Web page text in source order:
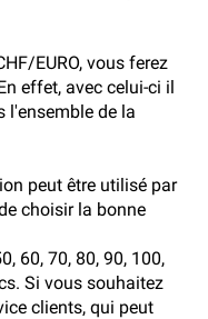
EURO, vous ferez
effet, avec celui-ci il
l'ensemble de la
peut être utilisé par
choisir la bonne
60, 70, 80, 90, 100,
Si vous souhaitez
clients, qui peut